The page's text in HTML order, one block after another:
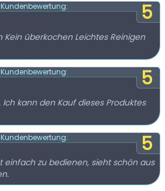
5
Kundenbewertung:
Kein überkochen Leichtes Reinigen
5
Kundenbewertung:
Ich kann den Kauf dieses Produktes
5
Kundenbewertung:
einfach zu bedienen, sieht schön aus